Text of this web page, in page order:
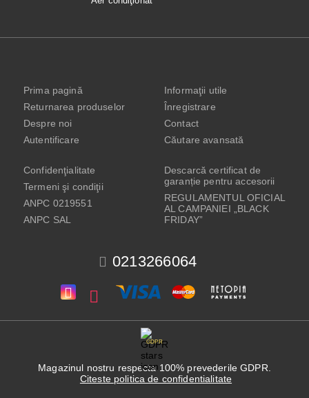
0213266064
Prima pagină
Returnarea produselor
Despre noi
Autentificare
Informaţii utile
Înregistrare
Contact
Căutare avansată
Confidenţialitate
Termeni şi condiţii
ANPC 0219551
ANPC SAL
Descarcă certificat de
garanție pentru accesorii
REGULAMENTUL OFICIAL
AL CAMPANIEI „BLACK
FRIDAY”
GDPR
Magazinul nostru respecta 100% prevederile GDPR.
Citeste politica de confidentialitate